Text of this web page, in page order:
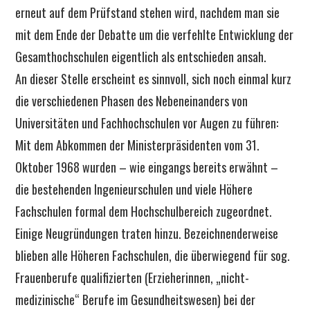
erneut auf dem Prüfstand stehen wird, nachdem man sie
mit dem Ende der Debatte um die verfehlte Entwicklung der
Gesamthochschulen eigentlich als entschieden ansah.
An dieser Stelle erscheint es sinnvoll, sich noch einmal kurz
die verschiedenen Phasen des Nebeneinanders von
Universitäten und Fachhochschulen vor Augen zu führen:
Mit dem Abkommen der Ministerpräsidenten vom 31.
Oktober 1968 wurden – wie eingangs bereits erwähnt –
die bestehenden Ingenieurschulen und viele Höhere
Fachschulen formal dem Hochschulbereich zugeordnet.
Einige Neugründungen traten hinzu. Bezeichnenderweise
blieben alle Höheren Fachschulen, die überwiegend für sog.
Frauenberufe qualifizierten (Erzieherinnen, „nicht-
medizinische“ Berufe im Gesundheitswesen) bei der